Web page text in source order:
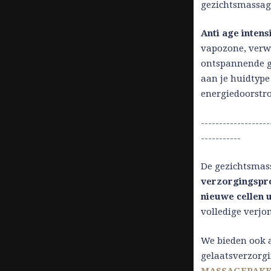
Anti age
vapozone,
ontspannende
aan je
-----------
De
nieuwe cellen
volledige
We bieden ook